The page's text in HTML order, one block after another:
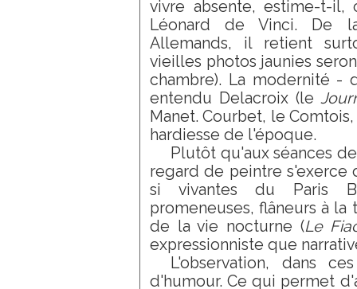
vivre absente, estime-t-il,
Léonard de Vinci. De
Allemands, il retient
vieilles photos jaunies
chambre). La modernité
entendu Delacroix (le
Manet. Courbet, le
hardiesse de l'époque.
Plutôt qu'aux séances
regard de peintre s'exerce
si vivantes du Paris
promeneuses, flâneurs à la
de la vie nocturne (Le
expressionniste que
L'observation, dans
d'humour. Ce qui permet